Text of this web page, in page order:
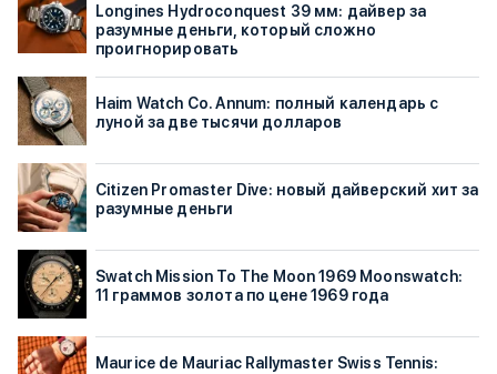
Longines Hydroconquest 39 мм: дайвер за
разумные деньги, который сложно
проигнорировать
Haim Watch Co. Annum: полный календарь с
луной за две тысячи долларов
Citizen Promaster Dive: новый дайверский хит за
разумные деньги
Swatch Mission To The Moon 1969 Moonswatch:
11 граммов золота по цене 1969 года
Maurice de Mauriac Rallymaster Swiss Tennis: